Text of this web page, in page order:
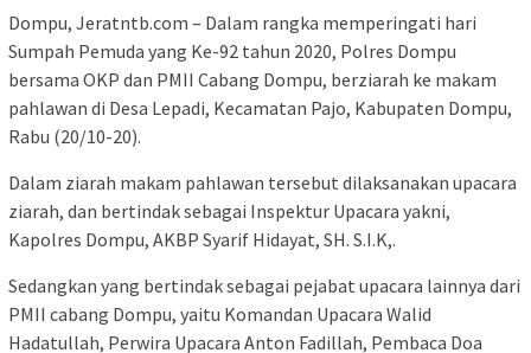
Dompu, Jeratntb.com – Dalam rangka memperingati hari
Sumpah Pemuda yang Ke-92 tahun 2020, Polres Dompu
bersama OKP dan PMII Cabang Dompu, berziarah ke makam
pahlawan di Desa Lepadi, Kecamatan Pajo, Kabupaten Dompu,
Rabu (20/10-20).
Dalam ziarah makam pahlawan tersebut dilaksanakan upacara
ziarah, dan bertindak sebagai Inspektur Upacara yakni,
Kapolres Dompu, AKBP Syarif Hidayat, SH. S.I.K,.
Sedangkan yang bertindak sebagai pejabat upacara lainnya dari
PMII cabang Dompu, yaitu Komandan Upacara Walid
Hadatullah, Perwira Upacara Anton Fadillah, Pembaca Doa